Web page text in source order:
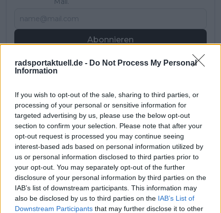
radsportaktuell.de - Do Not Process My Personal
Information
If you wish to opt-out of the sale, sharing to third parties, or
processing of your personal or sensitive information for
targeted advertising by us, please use the below opt-out
section to confirm your selection. Please note that after your
opt-out request is processed you may continue seeing
interest-based ads based on personal information utilized by
us or personal information disclosed to third parties prior to
your opt-out. You may separately opt-out of the further
disclosure of your personal information by third parties on the
IAB’s list of downstream participants. This information may
also be disclosed by us to third parties on the IAB’s List of
Downstream Participants that may further disclose it to other
Abonnieren
In meiner Nachbarschaft wuchs man mit der Tour de
France auf. Sie war überall – es waren die letzten großen
Jahre von Eddy Merckx. Wir waren Kinder, trugen Trikots
und spielten die gesamte Rundfahrt nach. Zwei Brücken
wurden zu unseren „Bergen“, und wir rasten über
Straßen, als Autos noch nicht den Ton angaben. Mit 13
Jahren war mein Herz endgültig dem Radsport verfallen.
In einem Urlaub in Frankreich durfte ich nach langem
Drängen eine echte Bergetappe fahren – mit meinem
Fahrrad von zu Hause, drei Gängen, Licht, dicken Reifen
und Schutzblechen.
Ich brach früh auf, fuhr den Col de Joux Plane und